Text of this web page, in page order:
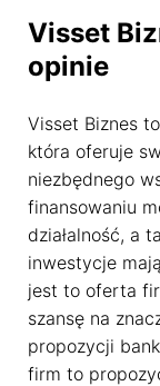
Visset
opinie
Visset Biznes
która oferuje
niezbędnego
finansowaniu
działalność, a
inwestycje
jest to oferta
szansę na
propozycji
firm to